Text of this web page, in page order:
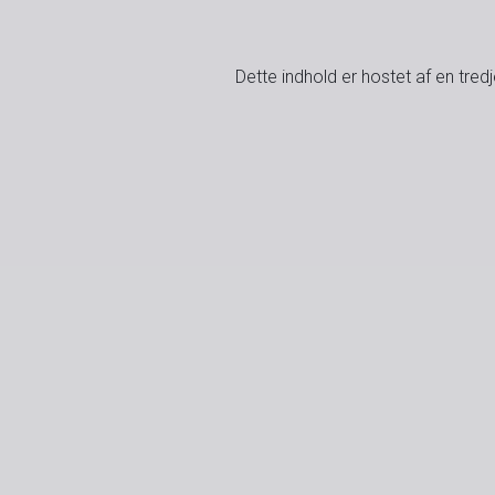
Dette indhold er hostet af en